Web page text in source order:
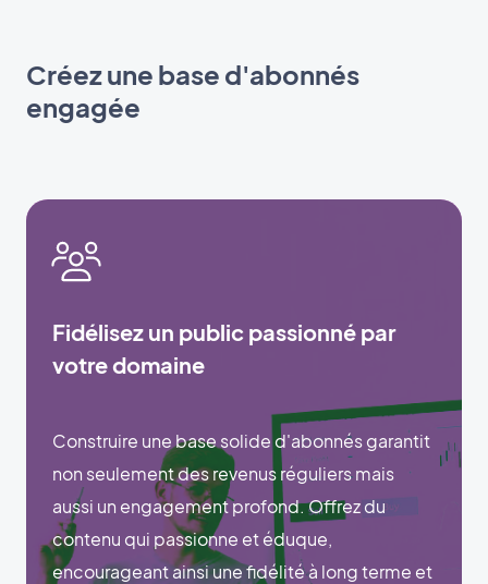
Créez une base d'abonnés
engagée
Fidélisez un public passionné par
votre domaine
Construire une base solide d'abonnés garantit
non seulement des revenus réguliers mais
aussi un engagement profond. Offrez du
contenu qui passionne et éduque,
encourageant ainsi une fidélité à long terme et